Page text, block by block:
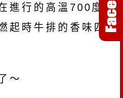
進行的高溫700度
起時牛排的香味四
～